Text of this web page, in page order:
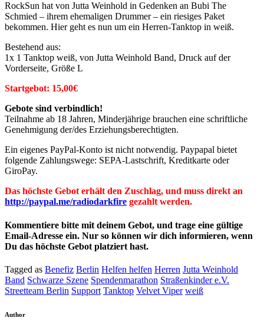
RockSun hat von Jutta Weinhold in Gedenken an Bubi The
Schmied – ihrem ehemaligen Drummer – ein riesiges Paket
bekommen. Hier geht es nun um ein Herren-Tanktop in weiß.
Bestehend aus:
1x 1 Tanktop weiß, von Jutta Weinhold Band, Druck auf der
Vorderseite, Größe L
Startgebot: 15,00€
Gebote sind verbindlich!
Teilnahme ab 18 Jahren, Minderjährige brauchen eine schriftliche
Genehmigung der/des Erziehungsberechtigten.
Ein eigenes PayPal-Konto ist nicht notwendig. Paypapal bietet
folgende Zahlungswege: SEPA-Lastschrift, Kreditkarte oder
GiroPay.
Das höchste Gebot erhält den Zuschlag, und muss direkt an
http://paypal.me/radiodarkfire gezahlt werden.
Kommentiere bitte mit deinem Gebot, und trage eine gültige
Email-Adresse ein. Nur so können wir dich informieren, wenn
Du das höchste Gebot platziert hast.
Tagged as Benefiz Berlin Helfen helfen Herren Jutta Weinhold
Band Schwarze Szene Spendenmarathon Straßenkinder e.V.
Streetteam Berlin Support Tanktop Velvet Viper weiß
Author